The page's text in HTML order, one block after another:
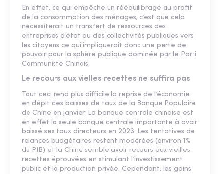
En effet, ce qui empêche un rééquilibrage au profit
de la consommation des ménages, c’est que cela
nécessiterait un transfert de ressources des
entreprises d’état ou des collectivités publiques vers
les citoyens ce qui impliquerait donc une perte de
pouvoir pour la sphère publique dominée par le Parti
Communiste Chinois.
Le recours aux vielles recettes ne suffira pas
Tout ceci rend plus difficile la reprise de l’économie
en dépit des baisses de taux de la Banque Populaire
de Chine en janvier. La banque centrale chinoise est
en effet la seule banque centrale importante à avoir
baissé ses taux directeurs en 2023. Les tentatives de
relances budgétaires restent modérées (environ 1%
du PIB) et la Chine semble avoir recours aux vieilles
recettes éprouvées en stimulant l’investissement
public et la production privée. Cependant, les gains